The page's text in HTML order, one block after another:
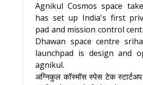
Agnikul Cosmos space
has set up India's first
pad and mission control
Dhawan space centre
launchpad is design and
agnikul.
अग्निकुल कॉस्मॉस स्पेस टेक